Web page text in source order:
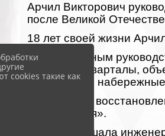
Арчил Викторович
после Великой
18 лет своей жизни
Под его личным
массивы и кварталы,
учреждения,
За заслуги в
Севастополя».
Звание маршала
cookies такие как